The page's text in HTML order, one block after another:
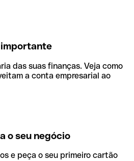
importante
das suas finanças. Veja como
a conta empresarial ao
o seu negócio
e peça o seu primeiro cartão